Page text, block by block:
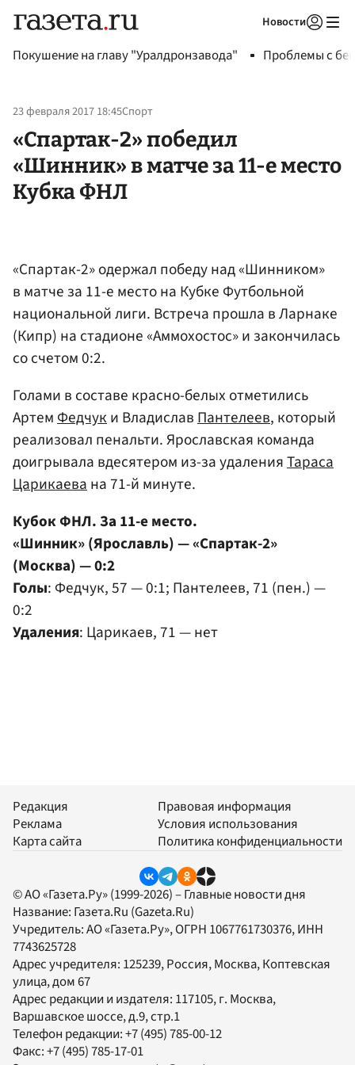
Новости
Покушение на главу "Уралдронзавода" Проблемы с
23 февраля 2017 18:45Спорт
«Спартак-2» победил
«Шинник» в матче за 11-е место
Кубка ФНЛ
«Спартак-2» одержал победу над «Шинником»
в матче за 11-е место на Кубке Футбольной
национальной лиги. Встреча прошла в Ларнаке
(Кипр) на стадионе «Аммохостос» и закончилась
со счетом 0:2.
Голами в составе красно-белых отметились
АртемФедчуки ВладиславПантелеев, который
реализовал пенальти. Ярославская команда
доигрывала вдесятером из-за удаленияТараса
Царикаевана 71-й минуте.
Кубок ФНЛ. За 11-е место.
«Шинник» (Ярославль) — «Спартак-2»
(Москва) — 0:2
Голы: Федчук, 57 — 0:1; Пантелеев, 71 (пен.) —
0:2
Удаления: Царикаев, 71 — нет
Редакция
Реклама
Карта сайта
Правовая информация
Условия использования
Политика конфиденциальности
© АО «Газета.Ру» (1999-2026) – Главные новости дня
Название: Газета.Ru (Gazeta.Ru)
Учредитель:АО «Газета.Ру», ОГРН 1067761730376, ИНН
7743625728
Адрес учредителя: 125239, Россия, Москва, Коптевская
улица, дом 67
Адрес редакции и издателя: 117105, г. Москва,
Варшавское шоссе, д.9, стр.1
Телефон редакции:+7 (495) 785-00-12
Факс:+7 (495) 785-17-01